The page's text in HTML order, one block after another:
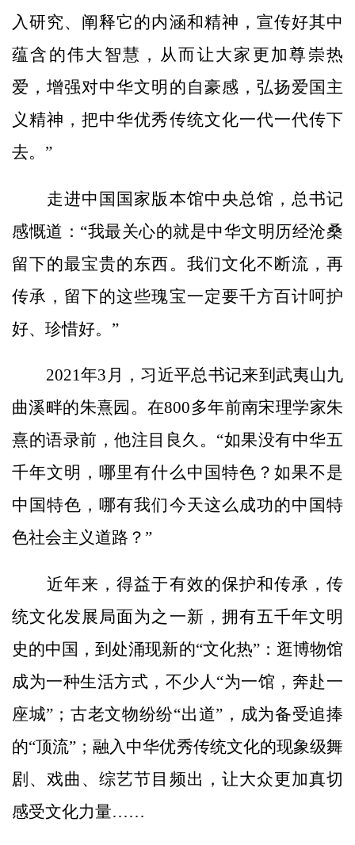
入研究、阐释它的内涵和精神，宣传好其中
蕴含的伟大智慧，从而让大家更加尊崇热
爱，增强对中华文明的自豪感，弘扬爱国主
义精神，把中华优秀传统文化一代一代传下
去。”
走进中国国家版本馆中央总馆，总书记
感慨道：“我最关心的就是中华文明历经沧桑
留下的最宝贵的东西。我们文化不断流，再
传承，留下的这些瑰宝一定要千方百计呵护
好、珍惜好。”
2021年3月，习近平总书记来到武夷山九
曲溪畔的朱熹园。在800多年前南宋理学家朱
熹的语录前，他注目良久。“如果没有中华五
千年文明，哪里有什么中国特色？如果不是
中国特色，哪有我们今天这么成功的中国特
色社会主义道路？”
近年来，得益于有效的保护和传承，传
统文化发展局面为之一新，拥有五千年文明
史的中国，到处涌现新的“文化热”：逛博物馆
成为一种生活方式，不少人“为一馆，奔赴一
座城”；古老文物纷纷“出道”，成为备受追捧
的“顶流”；融入中华优秀传统文化的现象级舞
剧、戏曲、综艺节目频出，让大众更加真切
感受文化力量……